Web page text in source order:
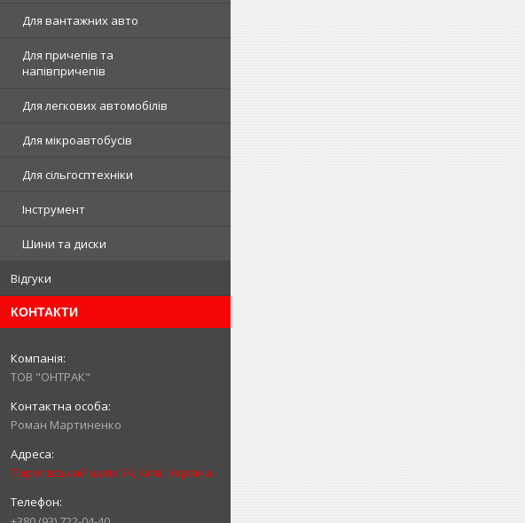
Для вантажних авто
Для причепів та
напівпричепів
Для легкових автомобілів
Для мікроавтобусів
Для сільгосптехніки
Інструмент
Шини та диски
Відгуки
КОНТАКТИ
ТОВ "ОНТРАК"
Роман Мартиненко
Пирогівський шлях 34, Київ, Україна